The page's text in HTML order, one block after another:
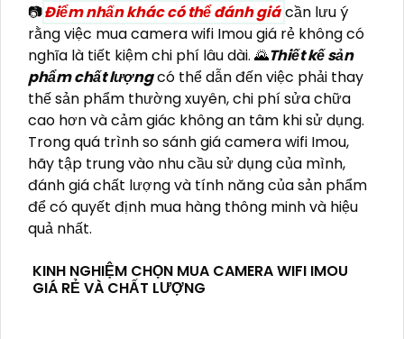
📷Điểm nhấn khác có thể đánh giácần lưu ý
rằng việc mua camera wifi Imou giá rẻ không có
nghĩa là tiết kiệm chi phí lâu dài. 🌄Thiết kế sản
phẩm chất lượngcó thể dẫn đến việc phải thay
thế sản phẩm thường xuyên, chi phí sửa chữa
cao hơn và cảm giác không an tâm khi sử dụng.
Trong quá trình so sánh giá camera wifi Imou,
hãy tập trung vào nhu cầu sử dụng của mình,
đánh giá chất lượng và tính năng của sản phẩm
để có quyết định mua hàng thông minh và hiệu
quả nhất.
KINH NGHIỆM CHỌN MUA CAMERA WIFI IMOU
GIÁ RẺ VÀ CHẤT LƯỢNG